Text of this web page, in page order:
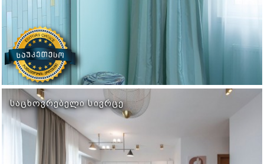
ᲡᲐᲪᲮᲝᲕᲠᲔᲑᲔᲚᲘ ᲡᲘᲕᲠᲪᲔ